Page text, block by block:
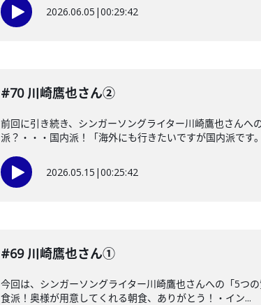
2026.06.05 |00:29:42
#70 川崎鷹也さん②
前回に引き続き、シンガーソングライター川崎鷹也さん
派？・・・国内派！「海外にも行きたいですが国内派です
2026.05.15 |00:25:42
#69 川崎鷹也さん①
今回は、シンガーソングライター川崎鷹也さんへの「5つ
食派！奥様が用意してくれる朝食、ありがとう！・イン...